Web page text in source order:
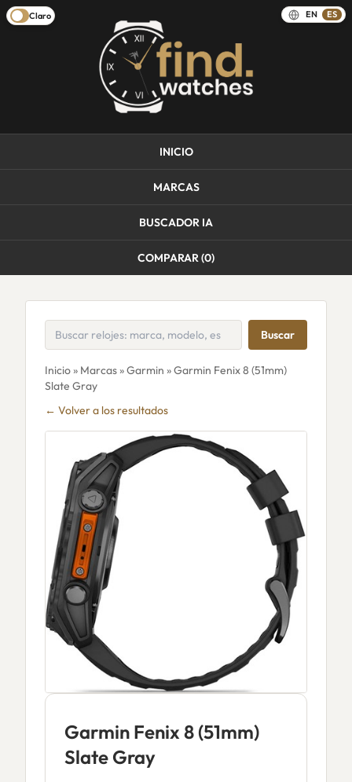
Claro EN ES
INICIO
MARCAS
BUSCADOR IA
COMPARAR (0)
Buscar
Inicio» Marcas»Garmin » Garmin Fenix 8 (51mm)
Slate Gray
← Volver a los resultados
Garmin Fenix 8 (51mm)
Slate Gray